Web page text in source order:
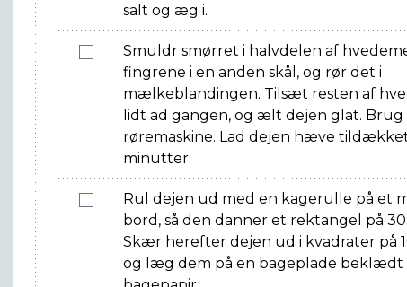
salt og æg i.
Smuldr smørret i halvdelen af
fingrene i en anden skål, og rør det i
mælkeblandingen. Tilsæt resten af
lidt ad gangen, og ælt dejen glat. Brug
røremaskine. Lad dejen hæve
minutter.
Rul dejen ud med en kagerulle på et
bord, så den danner et rektangel på 30
Skær herefter dejen ud i kvadrater på
og læg dem på en bageplade beklædt